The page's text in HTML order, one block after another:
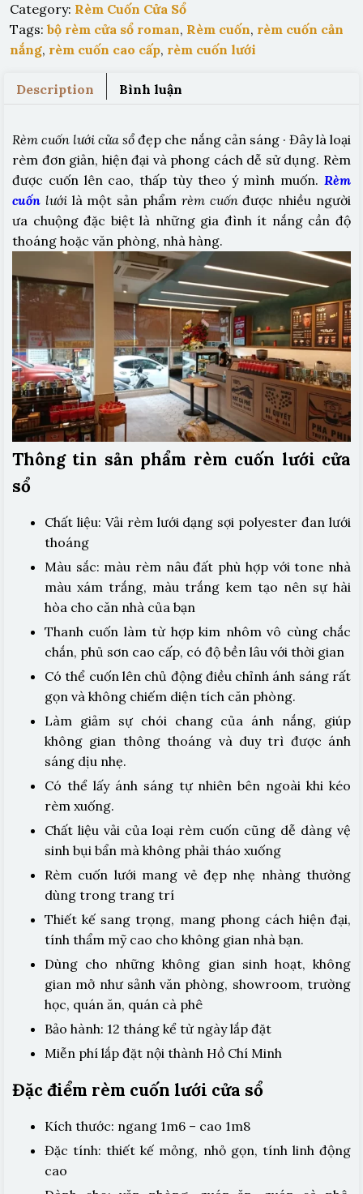
Category: Rèm Cuốn Cửa Sổ
Tags: bộ rèm cửa sổ roman, Rèm cuốn, rèm cuốn cản
nắng, rèm cuốn cao cấp, rèm cuốn lưới
Description Bình luận
Rèm cuốn lưới cửa sổ đẹp che nắng cản sáng · Đây là loại
rèm đơn giản, hiện đại và phong cách dễ sử dụng. Rèm
được cuốn lên cao, thấp tùy theo ý mình muốn. Rèm
cuốn lướilà một sản phẩm rèm cuốnđược nhiều người
ưa chuộng đặc biệt là những gia đình ít nắng cần độ
thoáng hoặc văn phòng, nhà hàng.
Thông tin sản phẩm rèm cuốn lưới cửa
sổ
Chất liệu: Vải rèm lưới dạng sợi polyester đan lưới
thoáng
Màu sắc: màu rèm nâu đất phù hợp với tone nhà
màu xám trắng, màu trắng kem tạo nên sự hài
hòa cho căn nhà của bạn
Thanh cuốn làm từ hợp kim nhôm vô cùng chắc
chắn, phủ sơn cao cấp, có độ bền lâu với thời gian
Có thể cuốn lên chủ động điều chỉnh ánh sáng rất
gọn và không chiếm diện tích căn phòng.
Làm giảm sự chói chang của ánh nắng, giúp
không gian thông thoáng và duy trì được ánh
sáng dịu nhẹ.
Có thể lấy ánh sáng tự nhiên bên ngoài khi kéo
rèm xuống.
Chất liệu vải của loại rèm cuốn cũng dễ dàng vệ
sinh bụi bẩn mà không phải tháo xuống
Rèm cuốn lưới mang vẻ đẹp nhẹ nhàng thường
dùng trong trang trí
Thiết kế sang trọng, mang phong cách hiện đại,
tính thẩm mỹ cao cho không gian nhà bạn.
Dùng cho những không gian sinh hoạt, không
gian mở như sảnh văn phòng, showroom, trường
học, quán ăn, quán cà phê
Bảo hành: 12 tháng kể từ ngày lắp đặt
Miễn phí lắp đặt nội thành Hồ Chí Minh
Đặc điểm rèm cuốn lưới cửa sổ
Kích thước: ngang 1m6 – cao 1m8
Đặc tính: thiết kế mỏng, nhỏ gọn, tính linh động
cao